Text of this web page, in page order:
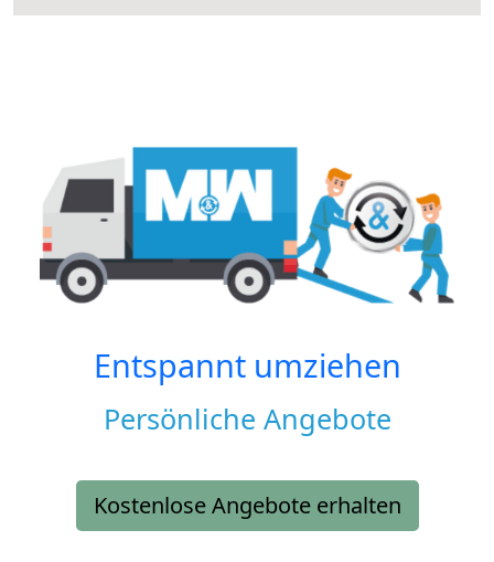
Entspannt umziehen
Persönliche Angebote
Kostenlose Angebote erhalten